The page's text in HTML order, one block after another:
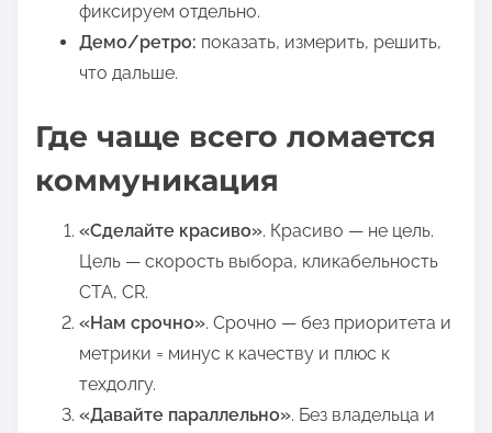
фиксируем отдельно.
Демо/ретро: показать, измерить, решить,
что дальше.
Где чаще всего ломается
коммуникация
«Сделайте красиво». Красиво — не цель.
Цель — скорость выбора, кликабельность
CTA, CR.
«Нам срочно». Срочно — без приоритета и
метрики = минус к качеству и плюс к
техдолгу.
«Давайте параллельно». Без владельца и